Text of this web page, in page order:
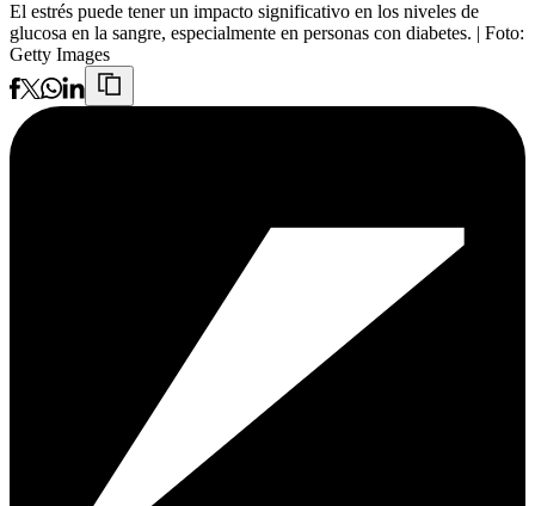
El estrés puede tener un impacto significativo en los niveles de
glucosa en la sangre, especialmente en personas con diabetes. | Foto:
Getty Images